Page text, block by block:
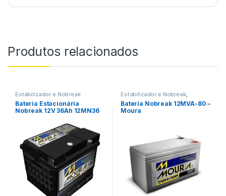
Produtos relacionados
Estabilizador e Nobreak
Bateria Estacionária
Nobreak 12V 36Ah 12MN36
Luz Pabx Energia Solar –
Estabilizador e Nobreak,
Nobreak
Bateria Nobreak 12MVA-80 –
Moura